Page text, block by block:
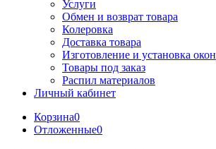
Услуги
Обмен и возврат товара
Колеровка
Доставка товара
Изготовление и установка окон
Товары под заказ
Распил материалов
Личный кабинет
Корзина0
Отложенные0